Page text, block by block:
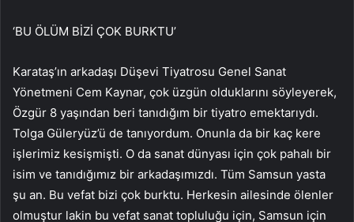
‘BU ÖLÜM BİZİ ÇOK BURKTU’
Karataş’ın arkadaşı Düşevi Tiyatrosu Genel Sanat
Yönetmeni Cem Kaynar, çok üzgün olduklarını söyleyerek,
Özgür 8 yaşından beri tanıdığım bir tiyatro emektarıydı.
Tolga Güleryüz’ü de tanıyordum. Onunla da bir kaç kere
işlerimiz kesişmişti. O da sanat dünyası için çok pahalı bir
isim ve tanıdığımız bir arkadaşımızdı. Tüm Samsun yasta
şu an. Bu vefat bizi çok burktu. Herkesin ailesinde ölenler
olmuştur lakin bu vefat sanat topluluğu için, Samsun için